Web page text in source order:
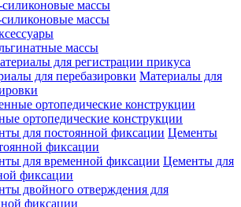
массы
массы
массы
для регистрации прикуса
Материалы для
ортопедические конструкции
Цементы
фиксации
Цементы для
фиксации